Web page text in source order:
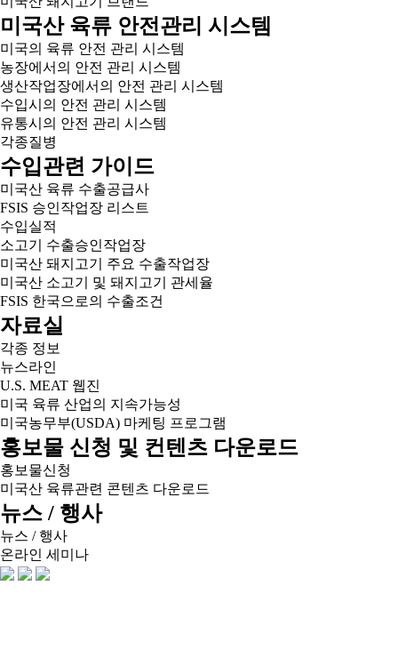
미국산 육류 안전관리 시스템
미국의 육류 안전 관리 시스템
농장에서의 안전 관리 시스템
생산작업장에서의 안전 관리 시스템
수입시의 안전 관리 시스템
유통시의 안전 관리 시스템
각종질병
수입관련 가이드
미국산 육류 수출공급사
FSIS 승인작업장 리스트
수입실적
소고기 수출승인작업장
미국산 돼지고기 주요 수출작업장
미국산 소고기 및 돼지고기 관세율
FSIS 한국으로의 수출조건
자료실
각종 정보
뉴스라인
U.S. MEAT 웹진
미국 육류 산업의 지속가능성
미국농무부(USDA) 마케팅 프로그램
홍보물 신청 및 컨텐츠 다운로드
홍보물신청
미국산 육류관련 콘텐츠 다운로드
뉴스 / 행사
뉴스 / 행사
온라인 세미나